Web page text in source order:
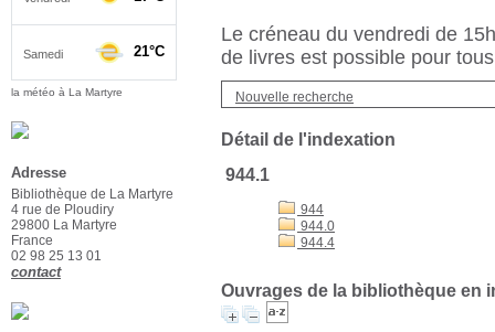
Le créneau du vendredi de
de livres est possible pour
Nouvelle recherche
Détail de l'indexation
944.1
944
944.0
944.4
Ouvrages de la bibliothèque en
la météo à La Martyre
Adresse
Bibliothèque de La Martyre
4 rue de Ploudiry
29800 La Martyre
France
02 98 25 13 01
contact